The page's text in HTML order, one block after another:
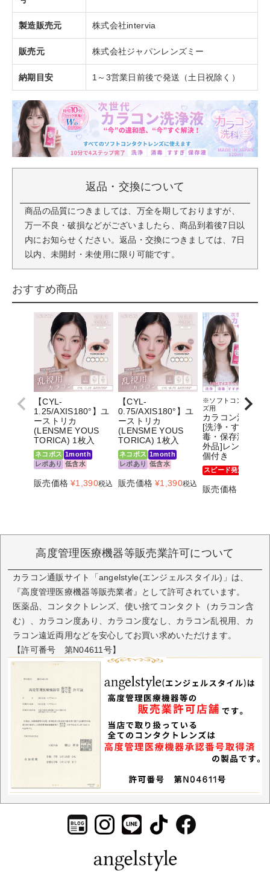
製造販売元 株式会社intervia
販売元 株式会社ジャパンレンズミー
納期目安 1～3営業日前後で発送（土日祝除く）
返品・交換について
商品の品質につきましては、万全を期しておりますが、
万一不良・破損などがございましたら、商品到着後7日以
内にお知らせください。返品・交換につきましては、7日
以内、未開封・未使用に限り可能です。
おすすめ商品
【CYL-
1.25/AXIS180°】ユ
ーストリカ
(LENSME YOUS
TORICA) 1枚入
ネコポス 1month
レポあり 低含水
販売価格 ¥1,390税込
【CYL-
0.75/AXIS180°】ユ
ーストリカ
(LENSME YOUS
TORICA) 1枚入
ネコポス 1month
レポあり 低含水
販売価格 ¥1,390税込
※ソフトコンタクト
ズ用
カラコン洗科
[洗浄・すすぎ・
毒・保存液]医薬
外品]レンズケー
個付き
スピード発送
販売価格
高度管理医療機器等販売業許可について
カラコン通販サイト「angelstyle(エンジェルスタイル)」は、
『高度管理医療機器等販売業者』として許可されています。
医薬品、コンタクトレンズ、使い捨てコンタクト（カラコン含
む）、カラコン度あり、カラコン度なし、カラコン乱視用、カ
ラコン遠近両用などを安心してお買い求めいただけます。
【許可番号 第N04611号】